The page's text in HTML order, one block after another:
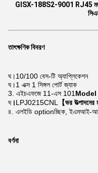
GISX-188S2-9001 RJ45
তাৎক্ষণিক বিবরণ
ঘ।10/100 বেস-টি অ্যাপ্লিকেশন
ঘ।1 এক্স 1 সিঙ্গল পোর্ট জ্যাক
3. এইচএফজে 11-এস 101 Model
ঘ ।LPJ0215CNL
【ভর উত্পাদনের
৪. এলইডি optionচ্ছিক, ইএমআই-
বর্ণনা